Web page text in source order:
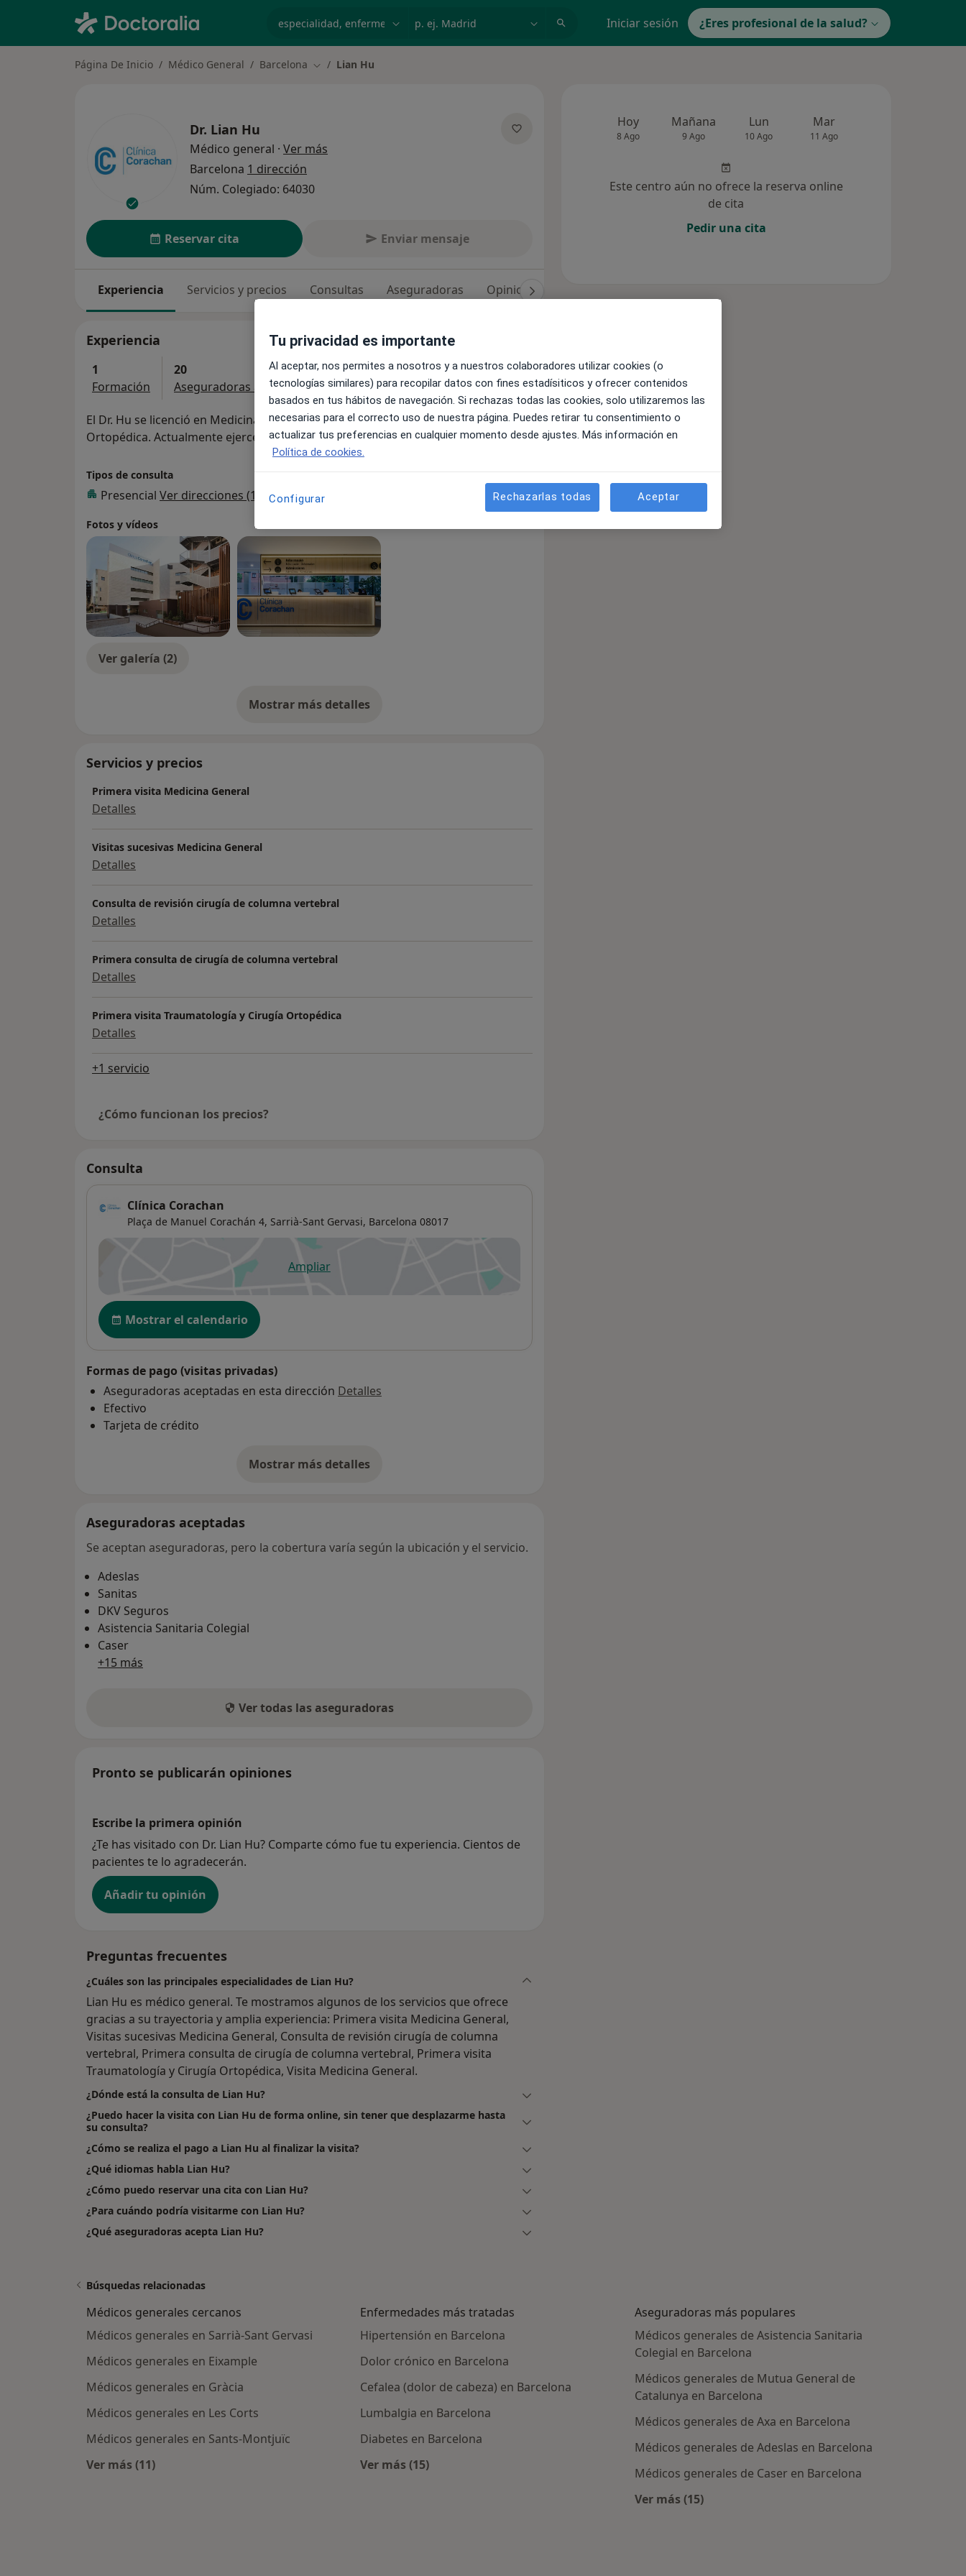
Iniciar sesión ¿Eres profesional de la salud?
Página De Inicio Médico General Barcelona Cambiar de ciudad
Lian Hu
Dr. Lian Hu
Médico general · Ver más
Barcelona 1 dirección
Núm. Colegiado: 64030
Reservar cita Enviar mensaje
Experiencia Servicios y precios Consultas Aseguradoras Opiniones
Experiencia
1
Formación
20
Aseguradoras aceptadas
El Dr. Hu se licenció en Medicina, especializándose en Traumatología y Cirugía
Ortopédica. Actualmente ejerce en Clínica Corachan
Tipos de consulta
Presencial Ver direcciones (1)
Fotos y vídeos
Ver galería (2)
Mostrar más detalles
sobre la experiencia
Servicios y precios
Primera visita Medicina General
Detalles
Visitas sucesivas Medicina General
Detalles
Consulta de revisión cirugía de columna vertebral
Detalles
Primera consulta de cirugía de columna vertebral
Detalles
Primera visita Traumatología y Cirugía Ortopédica
Detalles
+1 servicio
¿Cómo funcionan los precios?
Consulta
Clínica Corachan
Plaça de Manuel Corachán 4, Sarrià-Sant Gervasi, Barcelona 08017
Ampliarse abre en una nueva pestaña
Disponibilidad
Mostrar el calendario
Formas de pago (visitas privadas)
Aseguradoras aceptadas en esta dirección Detalles
Efectivo
Tarjeta de crédito
Mostrar más detalles
sobre la dirección
Aseguradoras aceptadas
Se aceptan aseguradoras, pero la cobertura varía según la ubicación y el servicio.
Adeslas
Sanitas
DKV Seguros
Asistencia Sanitaria Colegial
Caser
+15 más
Ver todas las aseguradoras
Pronto se publicarán opiniones
Escribe la primera opinión
¿Te has visitado con Dr. Lian Hu? Comparte cómo fue tu experiencia. Cientos de
pacientes te lo agradecerán.
Añadir tu opinión
Preguntas frecuentes
¿Cuáles son las principales especialidades de Lian Hu?
Lian Hu es médico general. Te mostramos algunos de los servicios que ofrece
gracias a su trayectoria y amplia experiencia: Primera visita Medicina General,
Visitas sucesivas Medicina General, Consulta de revisión cirugía de columna
vertebral, Primera consulta de cirugía de columna vertebral, Primera visita
Traumatología y Cirugía Ortopédica, Visita Medicina General.
¿Dónde está la consulta de Lian Hu?
¿Puedo hacer la visita con Lian Hu de forma online, sin tener que desplazarme hasta
su consulta?
¿Cómo se realiza el pago a Lian Hu al finalizar la visita?
¿Qué idiomas habla Lian Hu?
¿Cómo puedo reservar una cita con Lian Hu?
¿Para cuándo podría visitarme con Lian Hu?
¿Qué aseguradoras acepta Lian Hu?
Hoy
8 Ago
Mañana
9 Ago
Lun
10 Ago
Mar
11 Ago
Este centro aún no ofrece la reserva online
de cita
Pedir una cita
Búsquedas relacionadas
Médicos generales cercanos
Médicos generales en Sarrià-Sant Gervasi
Médicos generales en Eixample
Médicos generales en Gràcia
Médicos generales en Les Corts
Médicos generales en Sants-Montjuïc
Ver más (11)
Enfermedades más tratadas
Hipertensión en Barcelona
Dolor crónico en Barcelona
Cefalea (dolor de cabeza) en Barcelona
Lumbalgia en Barcelona
Diabetes en Barcelona
Ver más (15)
Más en esta categoría: Enfermedades más tratadas
Aseguradoras más populares
Médicos generales de Asistencia Sanitaria
Colegial en Barcelona
Médicos generales de Mutua General de
Catalunya en Barcelona
Médicos generales de Axa en Barcelona
Médicos generales de Adeslas en Barcelona
Médicos generales de Caser en Barcelona
Ver más (15)
Tu privacidad es importante
Al aceptar, nos permites a nosotros y a nuestros colaboradores utilizar cookies (o
tecnologías similares) para recopilar datos con fines estadísiticos y ofrecer contenidos
basados en tus hábitos de navegación. Si rechazas todas las cookies, solo utilizaremos las
necesarias para el correcto uso de nuestra página. Puedes retirar tu consentimiento o
actualizar tus preferencias en cualquier momento desde ajustes. Más información en
Política de cookies.
Configurar Rechazarlas todas Aceptar